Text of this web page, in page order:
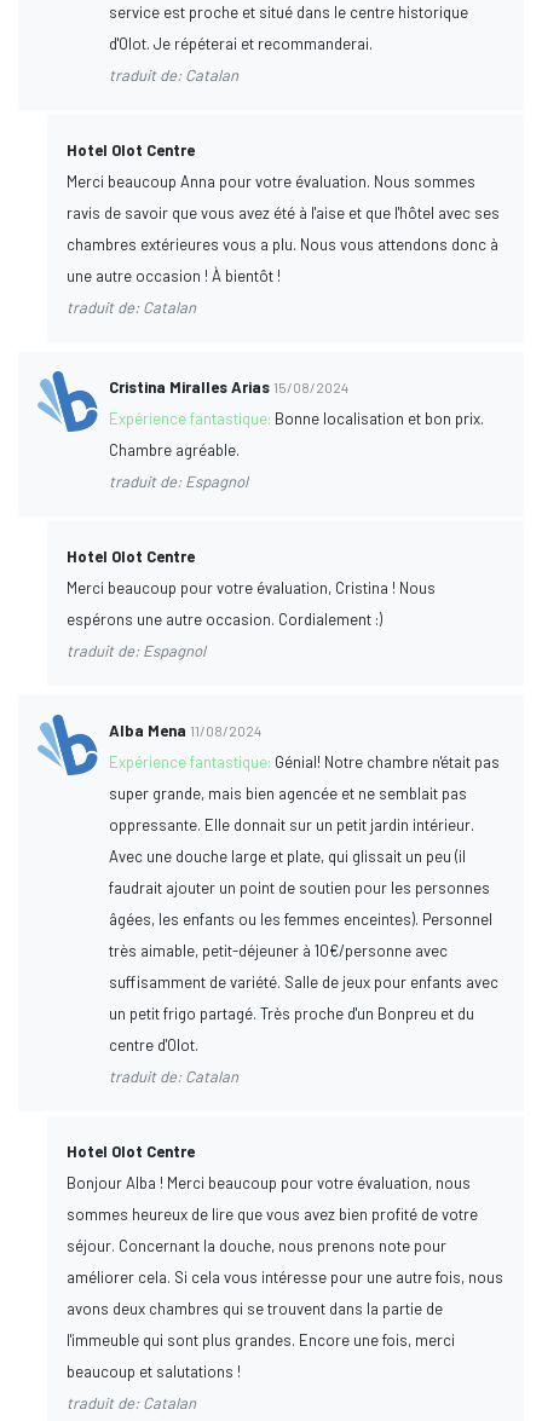
service est proche et situé dans le centre historique
d'Olot. Je répéterai et recommanderai.
traduit de: Catalan
Hotel Olot Centre
Merci beaucoup Anna pour votre évaluation. Nous sommes
ravis de savoir que vous avez été à l'aise et que l'hôtel avec ses
chambres extérieures vous a plu. Nous vous attendons donc à
une autre occasion ! À bientôt !
traduit de: Catalan
Cristina Miralles Arias 15/08/2024
Expérience fantastique: Bonne localisation et bon prix.
Chambre agréable.
traduit de: Espagnol
Hotel Olot Centre
Merci beaucoup pour votre évaluation, Cristina ! Nous
espérons une autre occasion. Cordialement :)
traduit de: Espagnol
Alba Mena 11/08/2024
Expérience fantastique: Génial! Notre chambre n'était pas
super grande, mais bien agencée et ne semblait pas
oppressante. Elle donnait sur un petit jardin intérieur.
Avec une douche large et plate, qui glissait un peu (il
faudrait ajouter un point de soutien pour les personnes
âgées, les enfants ou les femmes enceintes). Personnel
très aimable, petit-déjeuner à 10€/personne avec
suffisamment de variété. Salle de jeux pour enfants avec
un petit frigo partagé. Très proche d'un Bonpreu et du
centre d'Olot.
traduit de: Catalan
Hotel Olot Centre
Bonjour Alba ! Merci beaucoup pour votre évaluation, nous
sommes heureux de lire que vous avez bien profité de votre
séjour. Concernant la douche, nous prenons note pour
améliorer cela. Si cela vous intéresse pour une autre fois, nous
avons deux chambres qui se trouvent dans la partie de
l'immeuble qui sont plus grandes. Encore une fois, merci
beaucoup et salutations !
traduit de: Catalan